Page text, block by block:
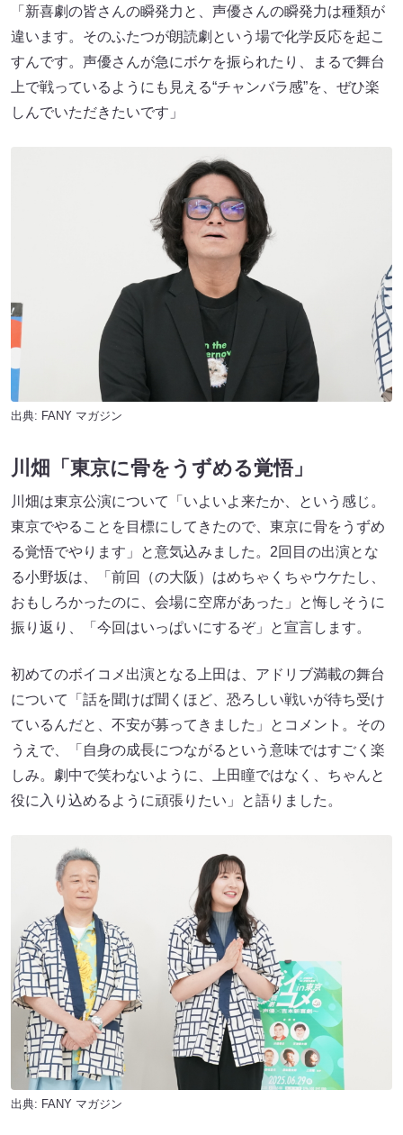
「新喜劇の皆さんの瞬発力と、声優さんの瞬発力は種類が
違います。そのふたつが朗読劇という場で化学反応を起こ
すんです。声優さんが急にボケを振られたり、まるで舞台
上で戦っているようにも見える“チャンバラ感”を、ぜひ楽
しんでいただきたいです」
出典: FANY マガジン
川畑「東京に骨をうずめる覚悟」
川畑は東京公演について「いよいよ来たか、という感じ。
東京でやることを目標にしてきたので、東京に骨をうずめ
る覚悟でやります」と意気込みました。2回目の出演とな
る小野坂は、「前回（の大阪）はめちゃくちゃウケたし、
おもしろかったのに、会場に空席があった」と悔しそうに
振り返り、「今回はいっぱいにするぞ」と宣言します。
初めてのボイコメ出演となる上田は、アドリブ満載の舞台
について「話を聞けば聞くほど、恐ろしい戦いが待ち受け
ているんだと、不安が募ってきました」とコメント。その
うえで、「自身の成長につながるという意味ではすごく楽
しみ。劇中で笑わないように、上田瞳ではなく、ちゃんと
役に入り込めるように頑張りたい」と語りました。
出典: FANY マガジン